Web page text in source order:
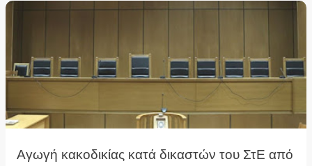
Αγωγή κακοδικίας κατά δικαστών του ΣτΕ από